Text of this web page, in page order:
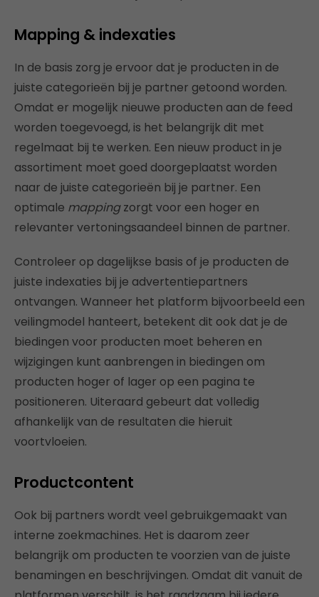
Mapping & indexaties
In de basis zorg je ervoor dat je producten in de
juiste categorieën bij je partner getoond worden.
Omdat er mogelijk nieuwe producten aan de feed
worden toegevoegd, is het belangrijk dit met
regelmaat bij te werken. Een nieuw product in je
assortiment moet goed doorgeplaatst worden
naar de juiste categorieën bij je partner. Een
optimale mappingzorgt voor een hoger en
relevanter vertoningsaandeel binnen de partner.
Controleer op dagelijkse basis of je producten de
juiste indexaties bij je advertentiepartners
ontvangen. Wanneer het platform bijvoorbeeld een
veilingmodel hanteert, betekent dit ook dat je de
biedingen voor producten moet beheren en
wijzigingen kunt aanbrengen in biedingen om
producten hoger of lager op een pagina te
positioneren. Uiteraard gebeurt dat volledig
afhankelijk van de resultaten die hieruit
voortvloeien.
Productcontent
Ook bij partners wordt veel gebruikgemaakt van
interne zoekmachines. Het is daarom zeer
belangrijk om producten te voorzien van de juiste
benamingen en beschrijvingen. Omdat dit vanuit de